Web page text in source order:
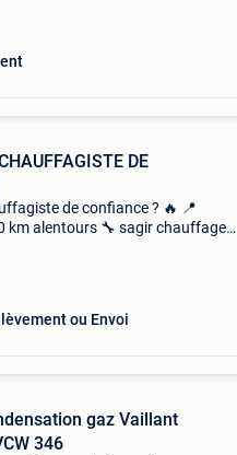
DE
de confiance ? 🔥 📍
km alentours 🔧 sagir chauffage
ou Envoi
gaz Vaillant
346